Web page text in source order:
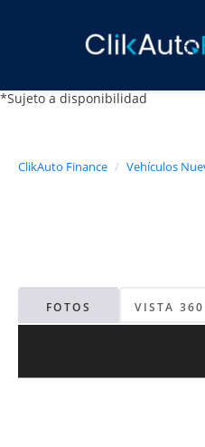
*Sujeto a disponibilidad
ClikAuto Finance Vehículos
FOTOS VISTA 360